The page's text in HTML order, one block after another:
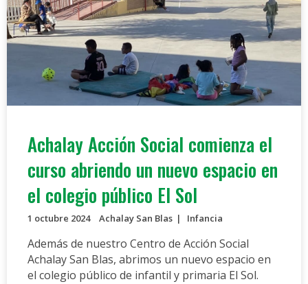
Achalay Acción Social comienza el
curso abriendo un nuevo espacio en
el colegio público El Sol
1 octubre 2024 Achalay San Blas Infancia
Además de nuestro Centro de Acción Social
Achalay San Blas, abrimos un nuevo espacio en
el colegio público de infantil y primaria El Sol.